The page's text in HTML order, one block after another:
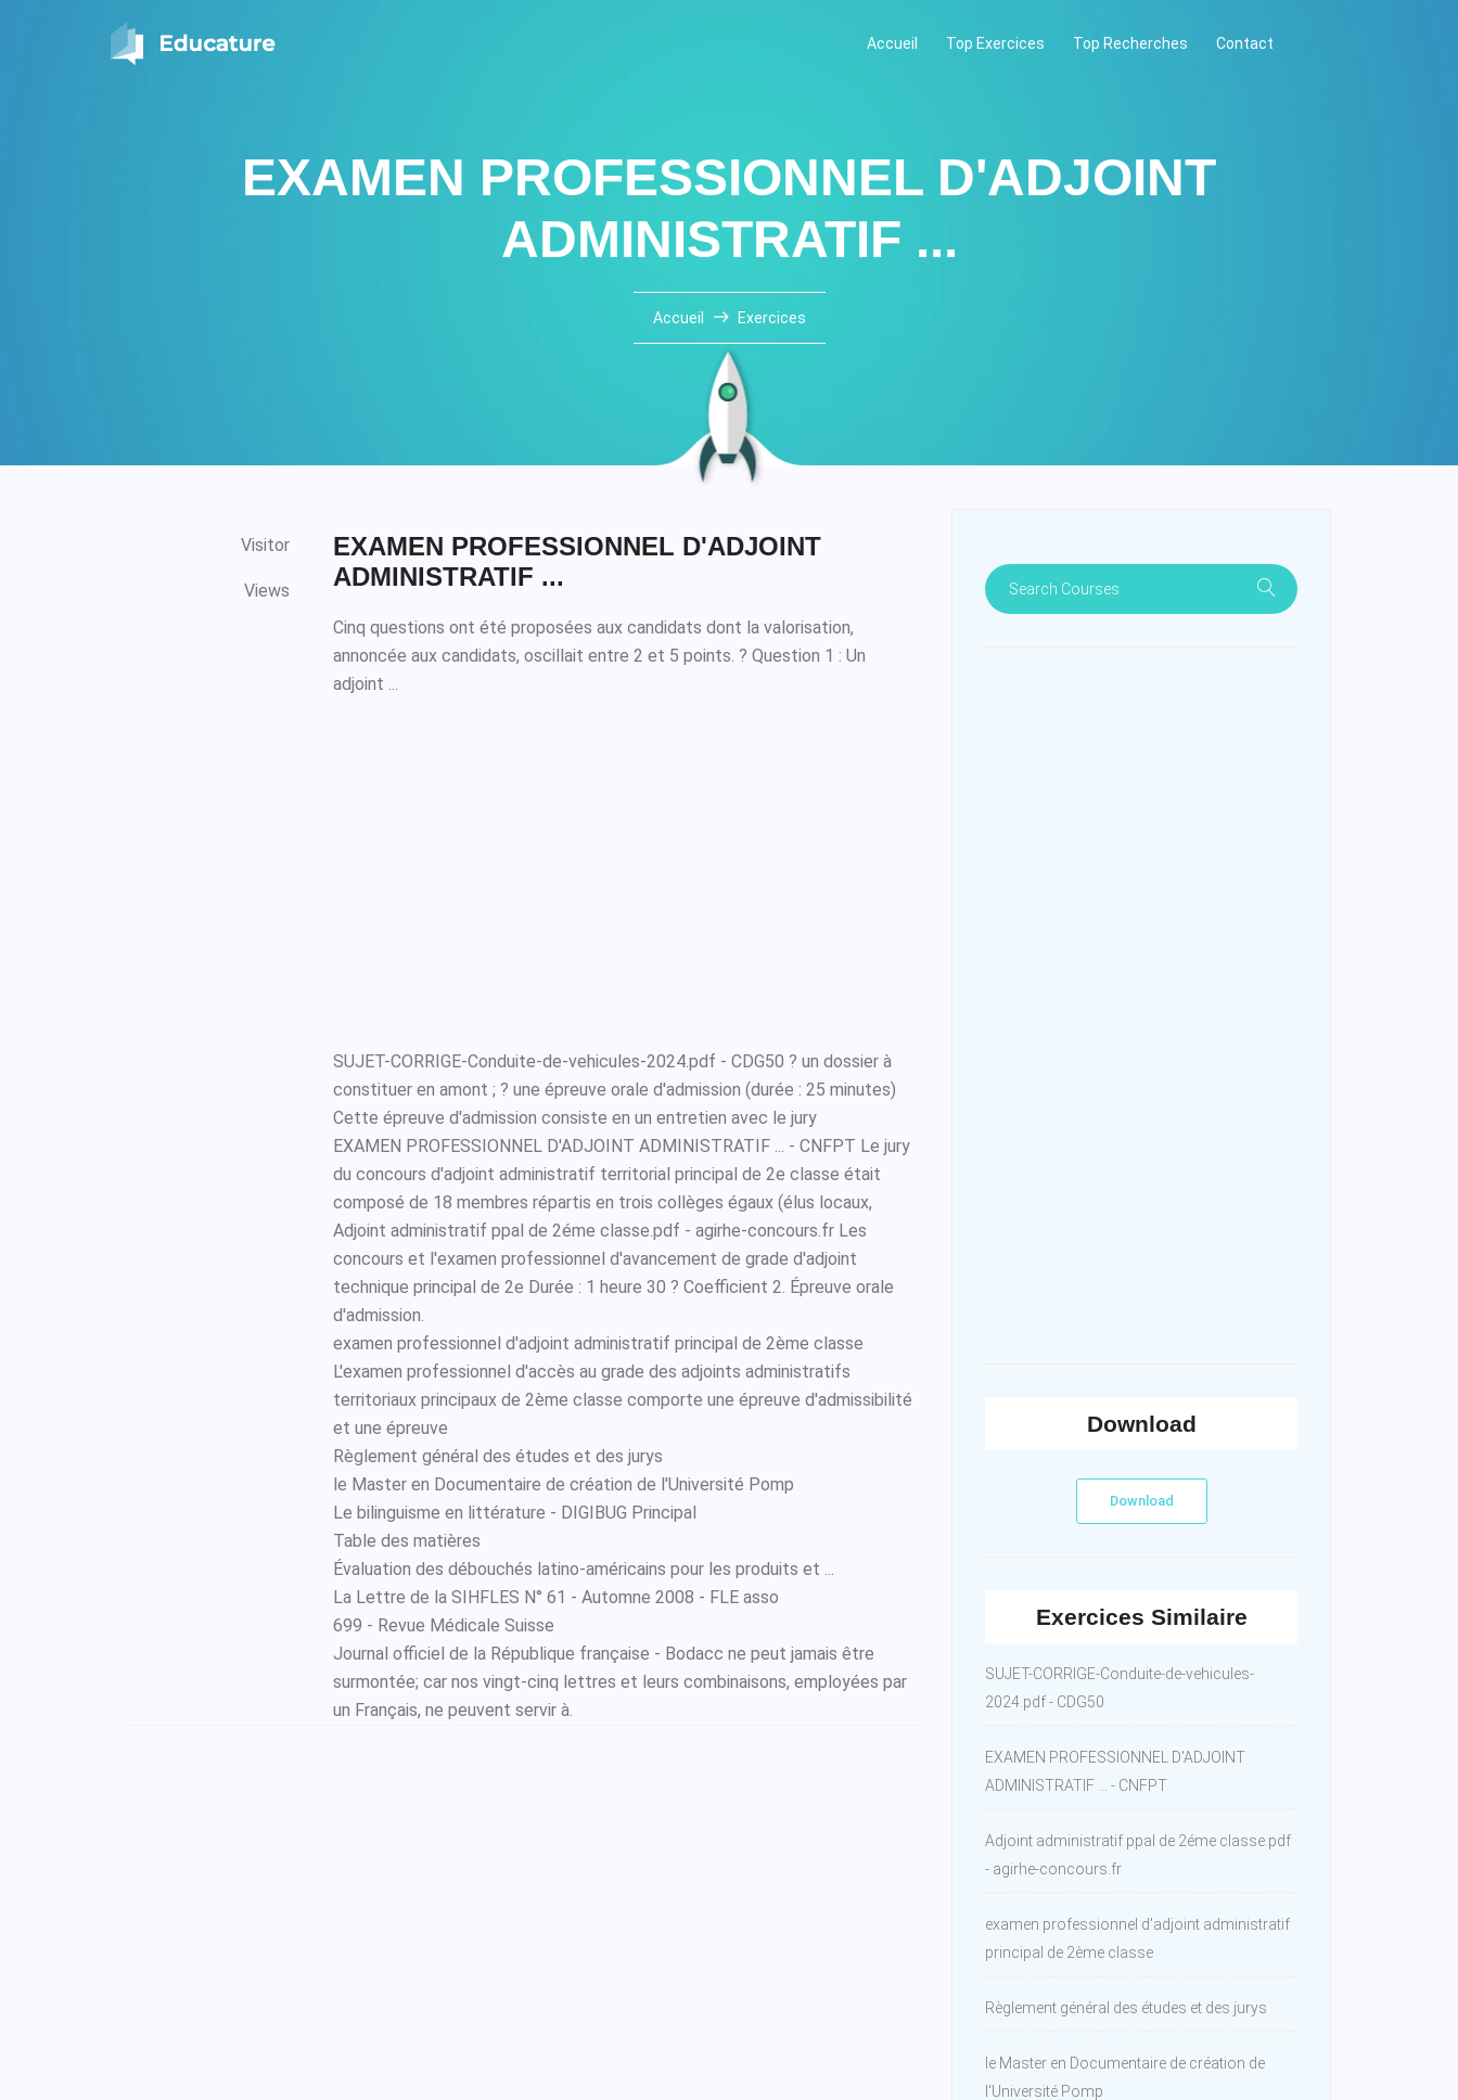
Accueil Top Exercices Top Recherches Contact
EXAMEN PROFESSIONNEL D'ADJOINT
ADMINISTRATIF ...
Accueil Exercices
Visitor
Views
EXAMEN PROFESSIONNEL D'ADJOINT
ADMINISTRATIF ...
Cinq questions ont été proposées aux candidats dont la valorisation,
annoncée aux candidats, oscillait entre 2 et 5 points. ? Question 1 : Un
adjoint ...
SUJET-CORRIGE-Conduite-de-vehicules-2024.pdf - CDG50 ? un dossier à
constituer en amont ; ? une épreuve orale d'admission (durée : 25 minutes)
Cette épreuve d'admission consiste en un entretien avec le jury
EXAMEN PROFESSIONNEL D'ADJOINT ADMINISTRATIF ... - CNFPT Le jury
du concours d'adjoint administratif territorial principal de 2e classe était
composé de 18 membres répartis en trois collèges égaux (élus locaux,
Adjoint administratif ppal de 2éme classe.pdf - agirhe-concours.fr Les
concours et l'examen professionnel d'avancement de grade d'adjoint
technique principal de 2e Durée : 1 heure 30 ? Coefficient 2. Épreuve orale
d'admission.
examen professionnel d'adjoint administratif principal de 2ème classe
L'examen professionnel d'accès au grade des adjoints administratifs
territoriaux principaux de 2ème classe comporte une épreuve d'admissibilité
et une épreuve
Règlement général des études et des jurys
le Master en Documentaire de création de l'Université Pomp
Le bilinguisme en littérature - DIGIBUG Principal
Table des matières
Évaluation des débouchés latino-américains pour les produits et ...
La Lettre de la SIHFLES N° 61 - Automne 2008 - FLE asso
699 - Revue Médicale Suisse
Journal officiel de la République française - Bodacc ne peut jamais être
surmontée; car nos vingt-cinq lettres et leurs combinaisons, employées par
un Français, ne peuvent servir à.
Download
Download
Exercices Similaire
SUJET-CORRIGE-Conduite-de-vehicules-
2024.pdf - CDG50
EXAMEN PROFESSIONNEL D'ADJOINT
ADMINISTRATIF ... - CNFPT
Adjoint administratif ppal de 2éme classe.pdf
- agirhe-concours.fr
examen professionnel d'adjoint administratif
principal de 2ème classe
Règlement général des études et des jurys
le Master en Documentaire de création de
l'Université Pomp